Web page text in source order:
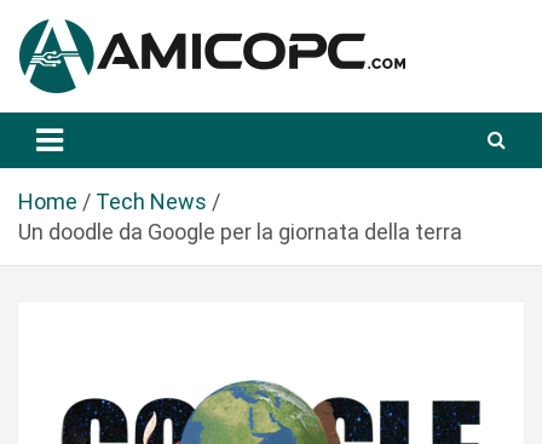
a
Amicopc.com
Home
Tech News
Un doodle da Google per la giornata della terra